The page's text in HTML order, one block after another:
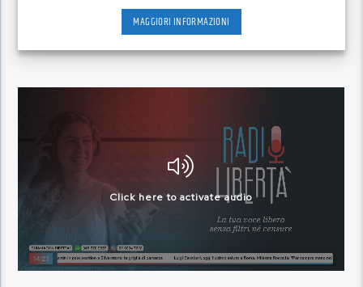
MAGGIORI INFORMAZIONI